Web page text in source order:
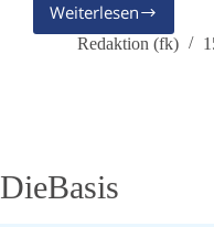
Weiterlesen
AG
Frieden:
Ukraine
Redaktion (fk)
DieBasis